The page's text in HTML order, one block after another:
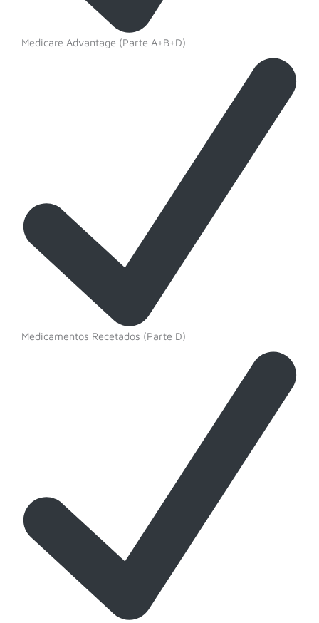
Medicare Advantage (Parte A+B+D)
Medicamentos Recetados (Parte D)